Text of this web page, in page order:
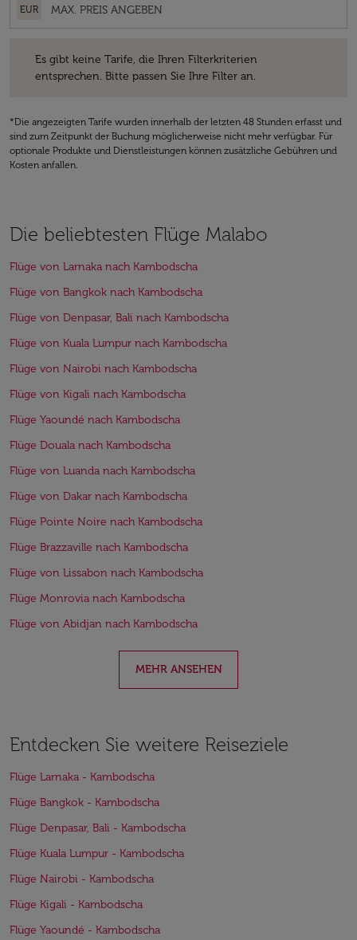
EUR
Es gibt keine Tarife, die Ihren Filterkriterien
entsprechen. Bitte passen Sie Ihre Filter an.
*Die angezeigten Tarife wurden innerhalb der letzten 48 Stunden erfasst und
sind zum Zeitpunkt der Buchung möglicherweise nicht mehr verfügbar. Für
optionale Produkte und Dienstleistungen können zusätzliche Gebühren und
Kosten anfallen.
Die beliebtesten Flüge Malabo
Flüge von Larnaka nach Kambodscha
Flüge von Bangkok nach Kambodscha
Flüge von Denpasar, Bali nach Kambodscha
Flüge von Kuala Lumpur nach Kambodscha
Flüge von Nairobi nach Kambodscha
Flüge von Kigali nach Kambodscha
Flüge Yaoundé nach Kambodscha
Flüge Douala nach Kambodscha
Flüge von Luanda nach Kambodscha
Flüge von Dakar nach Kambodscha
Flüge Pointe Noire nach Kambodscha
Flüge Brazzaville nach Kambodscha
Flüge von Lissabon nach Kambodscha
Flüge Monrovia nach Kambodscha
Flüge von Abidjan nach Kambodscha
MEHR ANSEHEN
Entdecken Sie weitere Reiseziele
Flüge Larnaka - Kambodscha
Flüge Bangkok - Kambodscha
Flüge Denpasar, Bali - Kambodscha
Flüge Kuala Lumpur - Kambodscha
Flüge Nairobi - Kambodscha
Flüge Kigali - Kambodscha
Flüge Yaoundé - Kambodscha